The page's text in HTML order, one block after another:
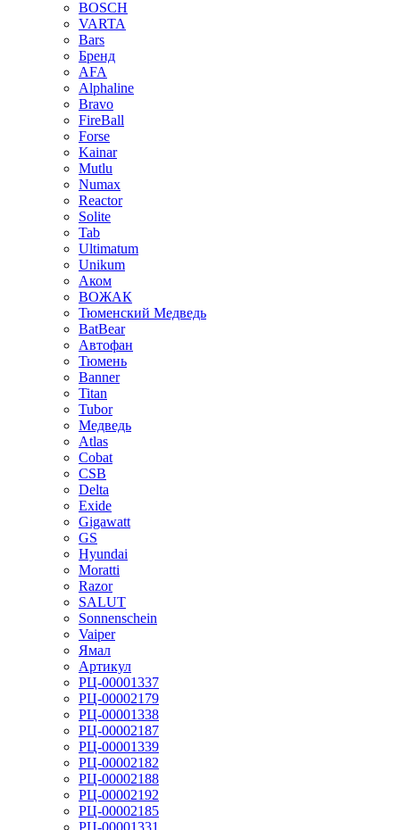
BOSCH
VARTA
Bars
Бренд
AFA
Alphaline
Bravo
FireBall
Forse
Kainar
Mutlu
Numax
Reactor
Solite
Tab
Ultimatum
Unikum
Аком
ВОЖАК
Тюменский Медведь
BatBear
Автофан
Тюмень
Banner
Titan
Tubor
Медведь
Atlas
Cobat
CSB
Delta
Exide
Gigawatt
GS
Hyundai
Moratti
Razor
SALUT
Sonnenschein
Vaiper
Ямал
Артикул
РЦ-00001337
РЦ-00002179
РЦ-00001338
РЦ-00002187
РЦ-00001339
РЦ-00002182
РЦ-00002188
РЦ-00002192
РЦ-00002185
РЦ-00001331